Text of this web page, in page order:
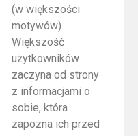
(w większości
motywów).
Większość
użytkowników
zaczyna od strony
z informacjami o
sobie, która
zapozna ich przed